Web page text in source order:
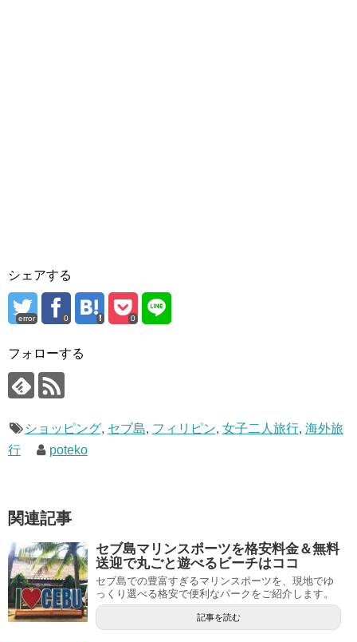
シェアする
error 0 0
フォローする
ショッピング, セブ島, フィリピン, 女子二人旅行, 海外旅
行
poteko
関連記事
セブ島マリンスポーツを格安料金＆無料
送迎で丸ごと遊べるビーチはココ
セブ島での豊富すぎるマリンスポーツを、現地でゆ
っくり選べる格安で便利なパークをご紹介します。
記事を読む